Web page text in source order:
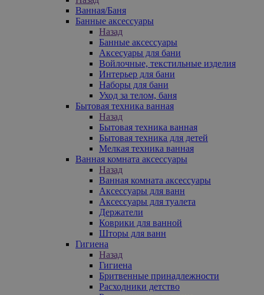
Ванная/Баня
Банные аксессуары
Назад
Банные аксессуары
Аксесуары для бани
Войлочные, текстильные изделия
Интерьер для бани
Наборы для бани
Уход за телом, баня
Бытовая техника ванная
Назад
Бытовая техника ванная
Бытовая техника для детей
Мелкая техника ванная
Ванная комната аксессуары
Назад
Ванная комната аксессуары
Аксессуары для ванн
Аксессуары для туалета
Держатели
Коврики для ванной
Шторы для ванн
Гигиена
Назад
Гигиена
Бритвенные принадлежности
Расходники детство